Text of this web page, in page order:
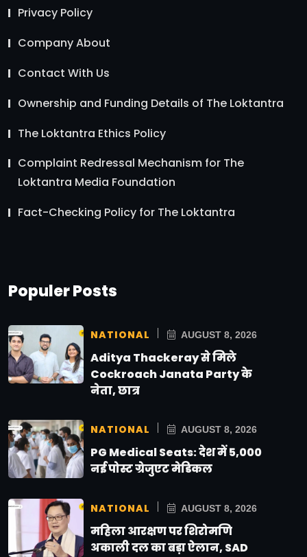
Privacy Policy
Company About
Contact With Us
Ownership and Funding Details of The Loktantra
The Loktantra Ethics Policy
Complaint Redressal Mechanism for The
Loktantra Media Foundation
Fact-Checking Policy for The Loktantra
Populer Posts
NATIONAL AUGUST 8, 2026
Aditya Thackeray से मिले
Cockroach Janata Party के
नेता, छात्र
NATIONAL AUGUST 8, 2026
PG Medical Seats: देश में 5,000
नई पोस्ट ग्रेजुएट मेडिकल
NATIONAL AUGUST 8, 2026
महिला आरक्षण पर शिरोमणि
अकाली दल का बड़ा ऐलान, SAD